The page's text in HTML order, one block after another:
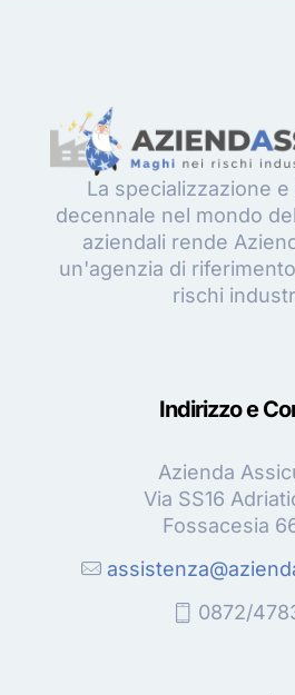
La specializzazione
decennale nel mondo
aziendali rende
un'agenzia di
rischi
Indirizzo e
Azienda
Via SS16
Fossacesia
0872/